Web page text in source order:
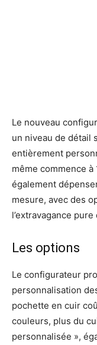
Le nouveau
un niveau de détail
entièrement
même commence
également
mesure, avec des
l’extravagance
Les options
Le configurateur
personnalisation
pochette en cuir
couleurs, plus du
personnalisée »,